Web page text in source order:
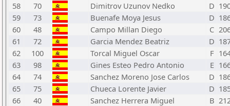
58
70 Dimitrov Uzunov Nedko D
59
73 Buenafe Moya Jesus D
60
48 Campo Millan Diego C
61
72 Garcia Mendez Beatriz D
62
100 Torcal Miguel Oscar F
63
98 Gines Esteo Pedro Antonio E
64
74 Sanchez Moreno Jose Carlos D
65
75 Chueca Lorente Javier D
66
40 Sanchez Herrera Miguel B